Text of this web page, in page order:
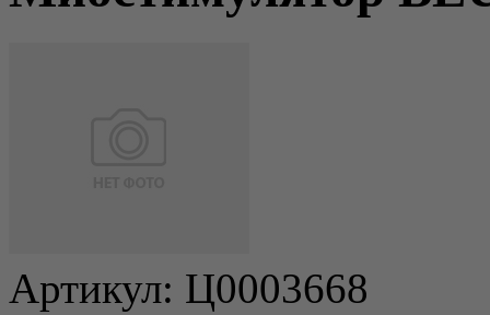
Артикул: Ц0003668